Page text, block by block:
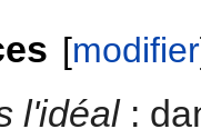
[modifier
l'idéal: